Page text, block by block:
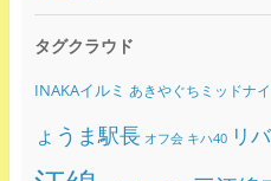
タグクラウド
INAKAイルミ あきやぐちミッドナ
ょうま駅長 オフ会 キハ40 リ